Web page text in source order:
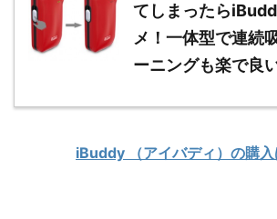
てしまったら
メ！一体型で連続
ーニングも楽で良
iBuddy （アイバディ）の購入